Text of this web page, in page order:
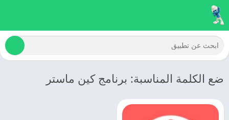
ضع الكلمة المناسبة: برنامج كين ماستر